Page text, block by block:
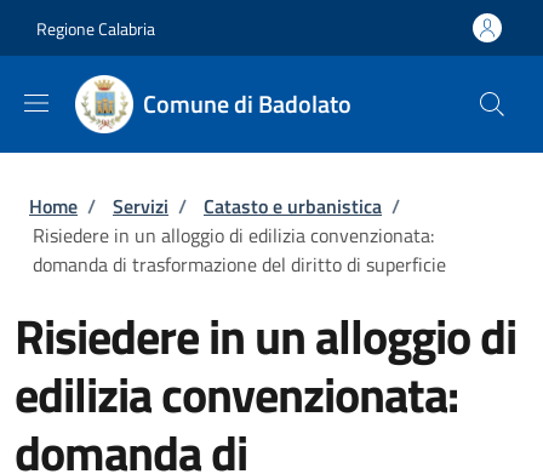
Regione Calabria
Comune di Badolato
Briciole di pane
Home / Servizi / Catasto e urbanistica /
Risiedere in un alloggio di edilizia convenzionata:
domanda di trasformazione del diritto di superficie
Risiedere in un alloggio di
edilizia convenzionata:
domanda di